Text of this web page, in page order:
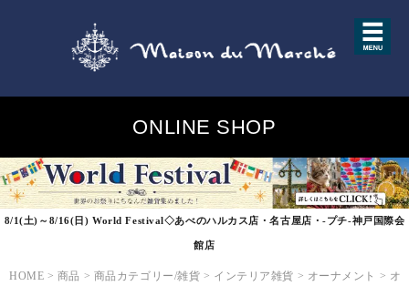
ONLINE SHOP
8/1(土)～8/16(日) World Festival◇あべのハルカス店・名古屋店・-プチ-神戸国際会
館店
HOME > 商品 > 商品カテゴリー/雑貨 > インテリア雑貨 > オーナメント > オ